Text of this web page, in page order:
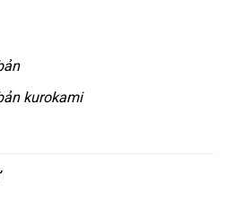
kurokami